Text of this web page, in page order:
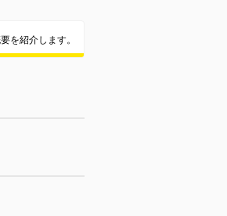
を紹介します。